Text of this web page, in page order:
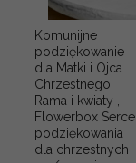
Komunijne
podziękowanie
dla Matki i Ojca
Chrzestnego
Rama i kwiaty ,
Flowerbox Serce
podziękowania
dla chrzestnych